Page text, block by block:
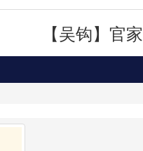
【吴钩】官